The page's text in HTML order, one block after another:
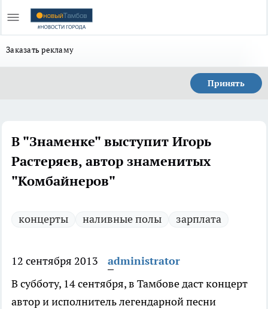
Заказать рекламу
Принять
В "Знаменке" выступит Игорь
Растеряев, автор знаменитых
"Комбайнеров"
концерты наливные полы зарплата
12 сентября 2013
administrator
В субботу, 14 сентября, в Тамбове даст концерт
автор и исполнитель легендарной песни